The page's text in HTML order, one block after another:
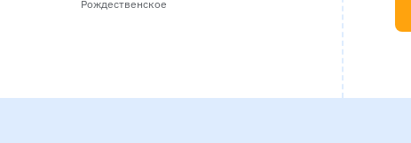
Рождественское